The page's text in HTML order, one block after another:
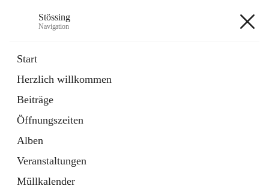
Stössing
Navigation
Start
Herzlich willkommen
Beiträge
Öffnungszeiten
Alben
Veranstaltungen
Müllkalender
Datei
in
Tab
Kindergarten
öffnet
in
neuem
Tab